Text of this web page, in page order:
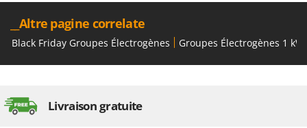
__Altre pagine correlate
Black Friday Groupes Électrogènes Groupes Électrogènes 1 kW
Livraison gratuite